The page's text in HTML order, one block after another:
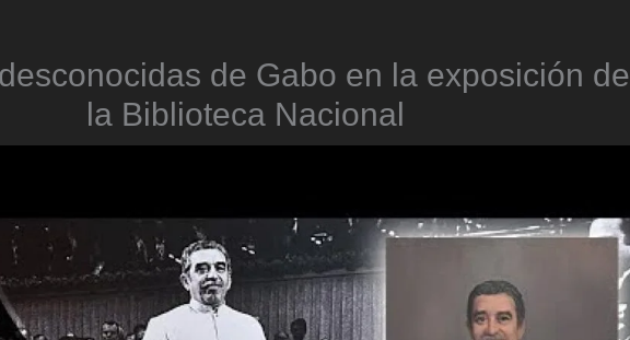
de Gabo en la exposición de
la Biblioteca Nacional